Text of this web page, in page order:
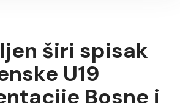
širi spisak
U19
Bosne i